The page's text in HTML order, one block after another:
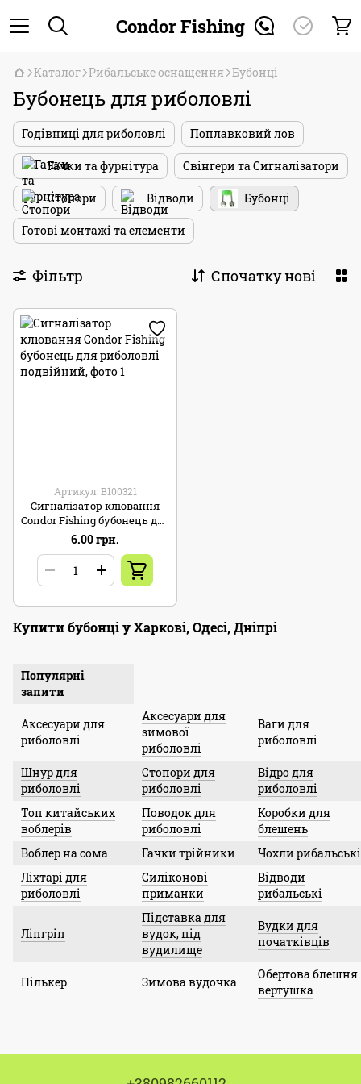
Condor Fishing
Каталог Рибальське оснащення Бубонці
Бубонець для риболовлі
Годівниці для риболовлі Поплавковий лов
Гачки та фурнітура Свінгери та Сигналізатори
Стопори Відводи Бубонці
Готові монтажі та елементи
Фільтр Спочатку нові
Артикул: B100321
Сигналізатор клювання
Condor Fishing бубонець для
риболовлі подвійний
6.00 грн.
Купити бубонці у Харкові, Одесі, Дніпрі
Популярні
запити
Аксесуари для
риболовлі
Аксесуари для
зимової
риболовлі
Ваги для
риболовлі
Шнур для
риболовлі
Стопори для
риболовлі
Відро для
риболовлі
Топ китайських
воблерів
Поводок для
риболовлі
Коробки для
блешень
Воблер на сома
Гачки трійники
Чохли рибальські
Ліхтарі для
риболовлі
Силіконові
приманки
Відводи
рибальські
Ліпгріп
Підставка для
вудок, під
вудилище
Вудки для
початківців
Пількер Зимова вудочка
Обертова блешня
вертушка